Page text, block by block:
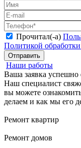
Прочитал(-а)
Политикой
Отправить
Наши работы
Ваша заявка успешно
Наш специалист
вы можете
делаем и как мы его
Ремонт квартир
Ремонт домов